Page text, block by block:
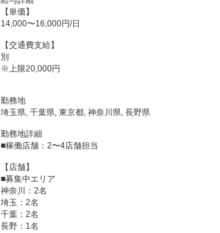
【単価】
14,000〜16,000円/日
【交通費支給】
別
※上限20,000円
勤務地
埼玉県, 千葉県, 東京都, 神奈川県, 長野県
勤務地詳細
■稼働店舗：2〜4店舗担当
【店舗】
■募集中エリア
神奈川：2名
埼玉：2名
千葉：2名
長野：1名